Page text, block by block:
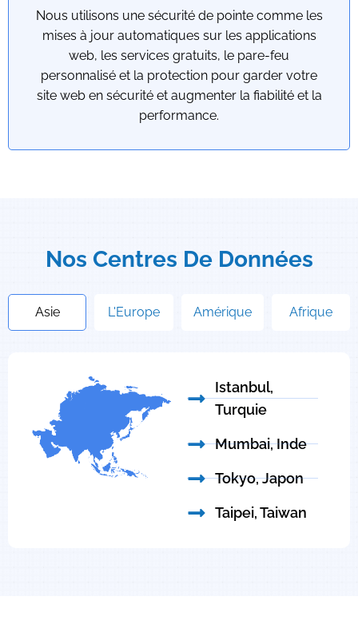
Nous utilisons une sécurité de pointe comme les
mises à jour automatiques sur les applications
web, les services gratuits, le pare-feu
personnalisé et la protection pour garder votre
site web en sécurité et augmenter la fiabilité et la
performance.
Nos Centres De Données
Asie L'Europe Amérique Afrique
Istanbul,
Turquie
Mumbai, Inde
Tokyo, Japon
Taipei, Taiwan